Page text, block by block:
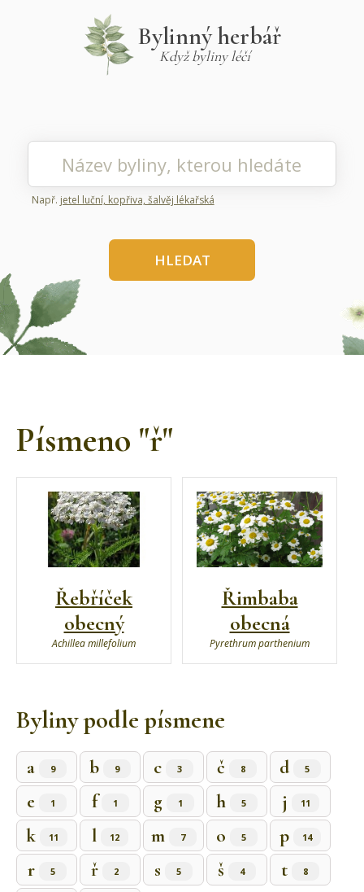
Bylinný herbář
Když byliny léčí
Např. jetel luční, kopřiva, šalvěj lékařská
HLEDAT
Písmeno "ř"
Řebříček
obecný
Achillea millefolium
Řimbaba
obecná
Pyrethrum parthenium
Byliny podle písmene
a 9 b 9 c 3 č 8 d 5
e 1 f 1 g 1 h 5 j 11
k 11 l 12 m 7 o 5 p 14
r 5 ř 2 s 5 š 4 t 8